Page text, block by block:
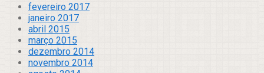
fevereiro 2017
janeiro 2017
abril 2015
março 2015
dezembro 2014
novembro 2014